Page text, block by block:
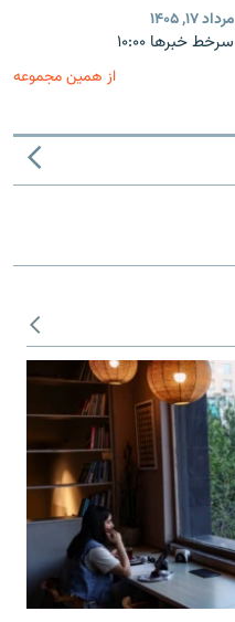
مرداد ۱۷, ۱۴۰۵
سرخط خبرها ۱۰:۰۰
از همین مجموعه